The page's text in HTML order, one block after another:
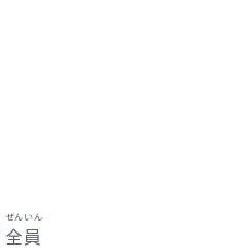
全
ぜん
員
いん